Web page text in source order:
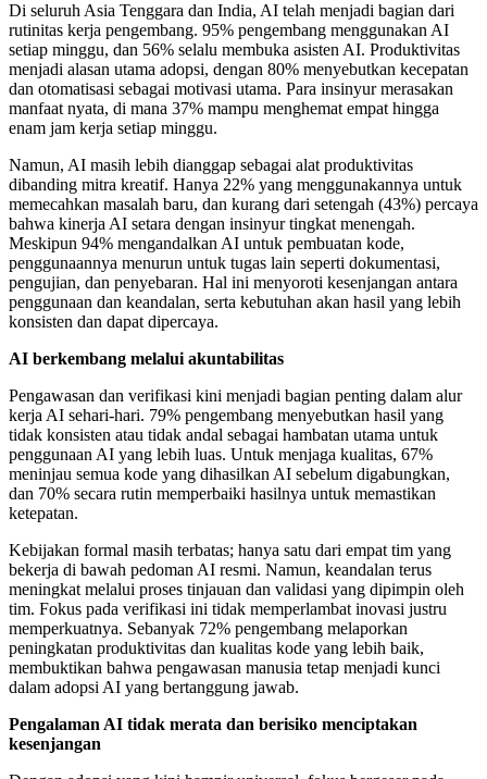
Di seluruh Asia Tenggara dan India, AI telah menjadi bagian dari
rutinitas kerja pengembang. 95% pengembang menggunakan AI
setiap minggu, dan 56% selalu membuka asisten AI. Produktivitas
menjadi alasan utama adopsi, dengan 80% menyebutkan kecepatan
dan otomatisasi sebagai motivasi utama. Para insinyur merasakan
manfaat nyata, di mana 37% mampu menghemat empat hingga
enam jam kerja setiap minggu.
Namun, AI masih lebih dianggap sebagai alat produktivitas
dibanding mitra kreatif. Hanya 22% yang menggunakannya untuk
memecahkan masalah baru, dan kurang dari setengah (43%) percaya
bahwa kinerja AI setara dengan insinyur tingkat menengah.
Meskipun 94% mengandalkan AI untuk pembuatan kode,
penggunaannya menurun untuk tugas lain seperti dokumentasi,
pengujian, dan penyebaran. Hal ini menyoroti kesenjangan antara
penggunaan dan keandalan, serta kebutuhan akan hasil yang lebih
konsisten dan dapat dipercaya.
AI berkembang melalui akuntabilitas
Pengawasan dan verifikasi kini menjadi bagian penting dalam alur
kerja AI sehari-hari. 79% pengembang menyebutkan hasil yang
tidak konsisten atau tidak andal sebagai hambatan utama untuk
penggunaan AI yang lebih luas. Untuk menjaga kualitas, 67%
meninjau semua kode yang dihasilkan AI sebelum digabungkan,
dan 70% secara rutin memperbaiki hasilnya untuk memastikan
ketepatan.
Kebijakan formal masih terbatas; hanya satu dari empat tim yang
bekerja di bawah pedoman AI resmi. Namun, keandalan terus
meningkat melalui proses tinjauan dan validasi yang dipimpin oleh
tim. Fokus pada verifikasi ini tidak memperlambat inovasi justru
memperkuatnya. Sebanyak 72% pengembang melaporkan
peningkatan produktivitas dan kualitas kode yang lebih baik,
membuktikan bahwa pengawasan manusia tetap menjadi kunci
dalam adopsi AI yang bertanggung jawab.
Pengalaman AI tidak merata dan berisiko menciptakan
kesenjangan